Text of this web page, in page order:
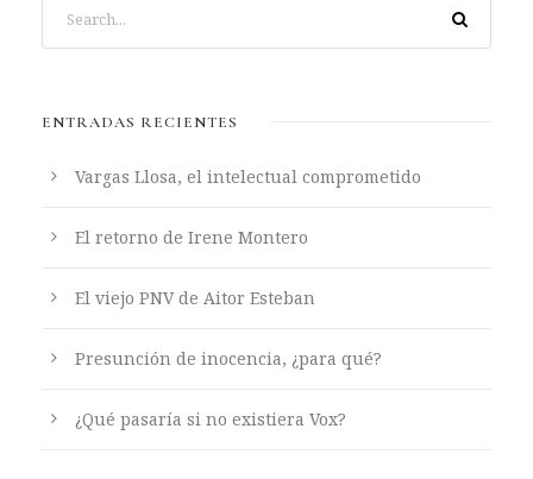
ENTRADAS RECIENTES
Vargas Llosa, el intelectual comprometido
El retorno de Irene Montero
El viejo PNV de Aitor Esteban
Presunción de inocencia, ¿para qué?
¿Qué pasaría si no existiera Vox?